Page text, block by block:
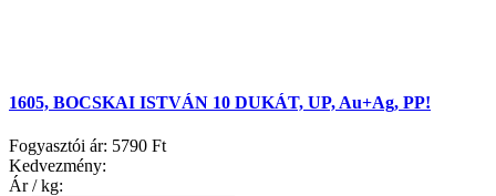
1605, BOCSKAI ISTVÁN 10 DUKÁT, UP, Au+Ag, PP!
Fogyasztói ár: 5790 Ft
Kedvezmény:
Ár / kg: